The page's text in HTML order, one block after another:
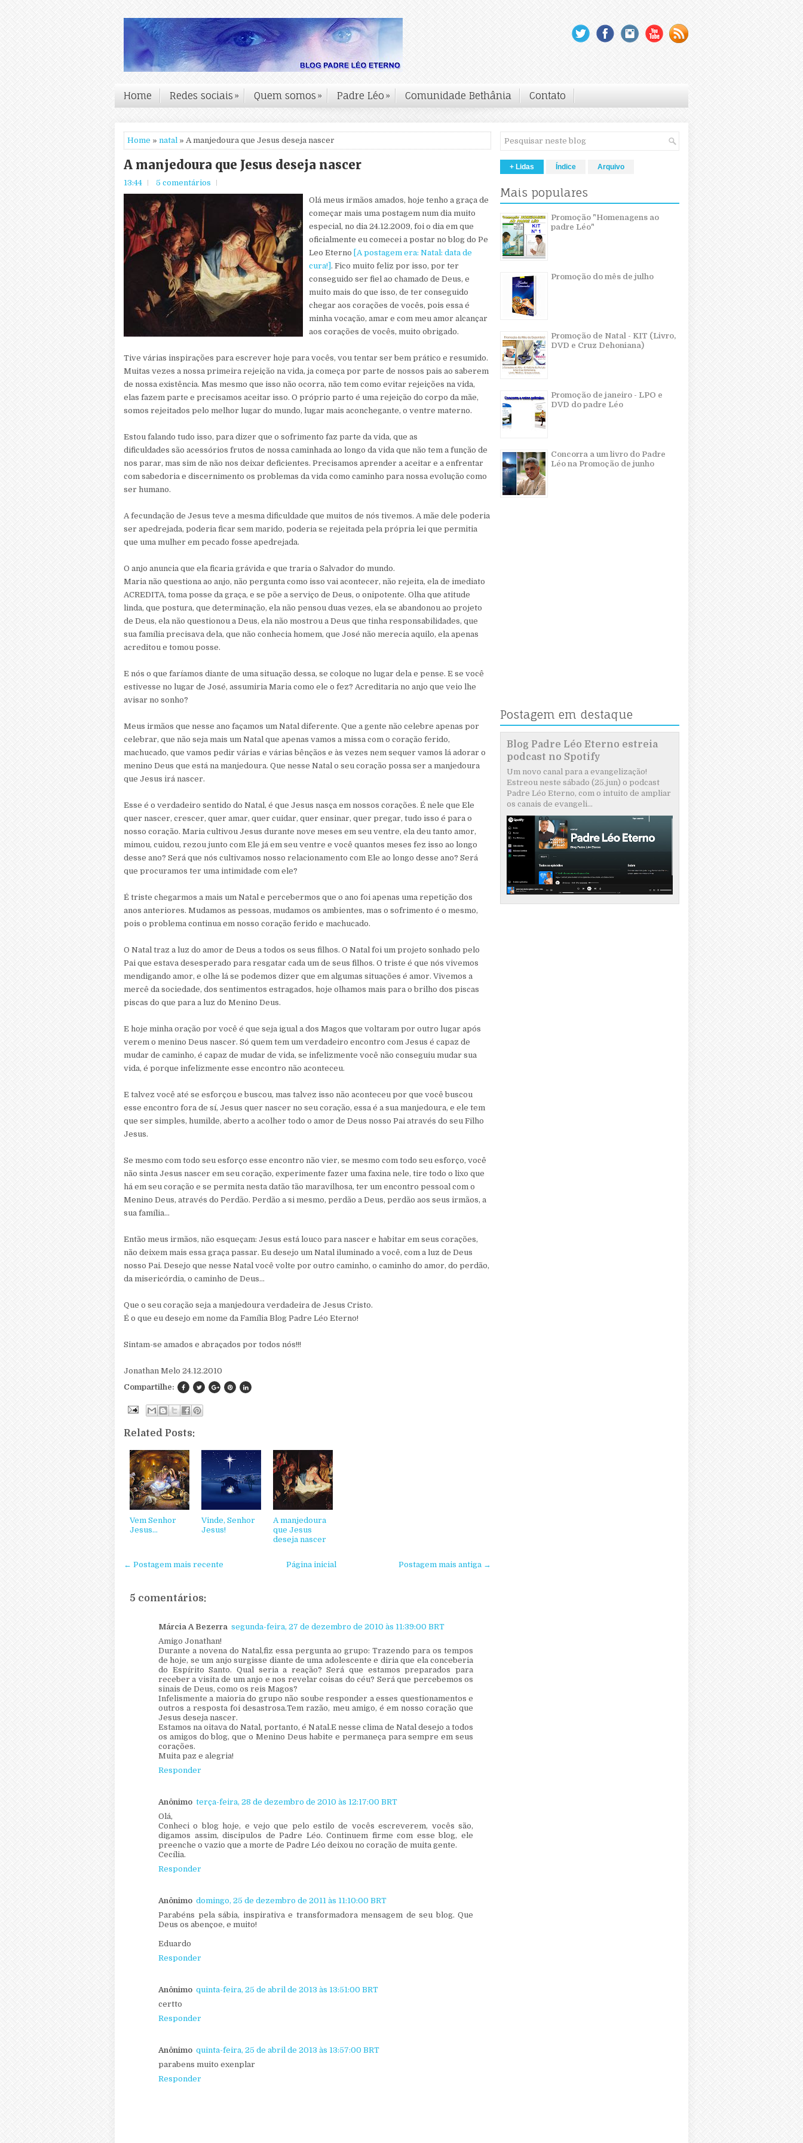
Home Redes sociais » Quem somos » Padre Léo » Comunidade Bethânia Contato
Home » natal » A manjedoura que Jesus deseja nascer
A manjedoura que Jesus deseja nascer
13:44
5 comentários
Olá meus irmãos amados, hoje tenho a graça de
começar mais uma postagem num dia muito
especial, no dia 24.12.2009, foi o dia em que
oficialmente eu comecei a postar no blog do Pe
Leo Eterno [A postagem era: Natal: data de
cura!] . Fico muito feliz por isso, por ter
conseguido ser fiel ao chamado de Deus, e
muito mais do que isso, de ter conseguido
chegar aos corações de vocês, pois essa é
minha vocação, amar e com meu amor alcançar
aos corações de vocês, muito obrigado.
Tive várias inspirações para escrever hoje para vocês, vou tentar ser bem prático e resumido.
Muitas vezes a nossa primeira rejeição na vida, ja começa por parte de nossos pais ao saberem
de nossa existência. Mas mesmo que isso não ocorra, não tem como evitar rejeições na vida,
elas fazem parte e precisamos aceitar isso. O próprio parto é uma rejeição do corpo da mãe,
somos rejeitados pelo melhor lugar do mundo, lugar mais aconchegante, o ventre materno.
Estou falando tudo isso, para dizer que o sofrimento faz parte da vida, que as
dificuldades são acessórios frutos de nossa caminhada ao longo da vida que não tem a função de
nos parar, mas sim de não nos deixar deficientes. Precisamos aprender a aceitar e a enfrentar
com sabedoria e discernimento os problemas da vida como caminho para nossa evolução como
ser humano.
A fecundação de Jesus teve a mesma dificuldade que muitos de nós tivemos. A mãe dele poderia
ser apedrejada, poderia ficar sem marido, poderia se rejeitada pela própria lei que permitia
que uma mulher em pecado fosse apedrejada.
O anjo anuncia que ela ficaria grávida e que traria o Salvador do mundo.
Maria não questiona ao anjo, não pergunta como isso vai acontecer, não rejeita, ela de imediato
ACREDITA, toma posse da graça, e se põe a serviço de Deus, o onipotente. Olha que atitude
linda, que postura, que determinação, ela não pensou duas vezes, ela se abandonou ao projeto
de Deus, ela não questionou a Deus, ela não mostrou a Deus que tinha responsabilidades, que
sua família precisava dela, que não conhecia homem, que José não merecia aquilo, ela apenas
acreditou e tomou posse.
E nós o que faríamos diante de uma situação dessa, se coloque no lugar dela e pense. E se você
estivesse no lugar de José, assumiria Maria como ele o fez? Acreditaria no anjo que veio lhe
avisar no sonho?
Meus irmãos que nesse ano façamos um Natal diferente. Que a gente não celebre apenas por
celebrar, que não seja mais um Natal que apenas vamos a missa com o coração ferido,
machucado, que vamos pedir várias e várias bênçãos e às vezes nem sequer vamos lá adorar o
menino Deus que está na manjedoura. Que nesse Natal o seu coração possa ser a manjedoura
que Jesus irá nascer.
Esse é o verdadeiro sentido do Natal, é que Jesus nasça em nossos corações. É nele que Ele
quer nascer, crescer, quer amar, quer cuidar, quer ensinar, quer pregar, tudo isso é para o
nosso coração. Maria cultivou Jesus durante nove meses em seu ventre, ela deu tanto amor,
mimou, cuidou, rezou junto com Ele já em seu ventre e você quantos meses fez isso ao longo
desse ano? Será que nós cultivamos nosso relacionamento com Ele ao longo desse ano? Será
que procuramos ter uma intimidade com ele?
É triste chegarmos a mais um Natal e percebermos que o ano foi apenas uma repetição dos
anos anteriores. Mudamos as pessoas, mudamos os ambientes, mas o sofrimento é o mesmo,
pois o problema continua em nosso coração ferido e machucado.
O Natal traz a luz do amor de Deus a todos os seus filhos. O Natal foi um projeto sonhado pelo
Pai que estava desesperado para resgatar cada um de seus filhos. O triste é que nós vivemos
mendigando amor, e olhe lá se podemos dizer que em algumas situações é amor. Vivemos a
mercê da sociedade, dos sentimentos estragados, hoje olhamos mais para o brilho dos piscas
piscas do que para a luz do Menino Deus.
E hoje minha oração por você é que seja igual a dos Magos que voltaram por outro lugar após
verem o menino Deus nascer. Só quem tem um verdadeiro encontro com Jesus é capaz de
mudar de caminho, é capaz de mudar de vida, se infelizmente você não conseguiu mudar sua
vida, é porque infelizmente esse encontro não aconteceu.
E talvez você até se esforçou e buscou, mas talvez isso não aconteceu por que você buscou
esse encontro fora de sí, Jesus quer nascer no seu coração, essa é a sua manjedoura, e ele tem
que ser simples, humilde, aberto a acolher todo o amor de Deus nosso Pai através do seu Filho
Jesus.
Se mesmo com todo seu esforço esse encontro não vier, se mesmo com todo seu esforço, você
não sinta Jesus nascer em seu coração, experimente fazer uma faxina nele, tire todo o lixo que
há em seu coração e se permita nesta datão tão maravilhosa, ter um encontro pessoal com o
Menino Deus, através do Perdão. Perdão a si mesmo, perdão a Deus, perdão aos seus irmãos, a
sua família...
Então meus irmãos, não esqueçam: Jesus está louco para nascer e habitar em seus corações,
não deixem mais essa graça passar. Eu desejo um Natal iluminado a você, com a luz de Deus
nosso Pai. Desejo que nesse Natal você volte por outro caminho, o caminho do amor, do perdão,
da misericórdia, o caminho de Deus...
Que o seu coração seja a manjedoura verdadeira de Jesus Cristo.
É o que eu desejo em nome da Família Blog Padre Léo Eterno!
Sintam-se amados e abraçados por todos nós!!!
Jonathan Melo 24.12.2010
Compartilhe:
Related Posts:
Vem Senhor
Jesus...
Vinde, Senhor
Jesus!
A manjedoura
que Jesus
deseja nascer
← Postagem mais recente Postagem mais antiga →
Página inicial
5 comentários:
Márcia A Bezerra segunda-feira, 27 de dezembro de 2010 às 11:39:00 BRT
Amigo Jonathan!
Durante a novena do Natal,fiz essa pergunta ao grupo: Trazendo para os tempos
de hoje, se um anjo surgisse diante de uma adolescente e diria que ela conceberia
do Espírito Santo. Qual seria a reação? Será que estamos preparados para
receber a visita de um anjo e nos revelar coisas do céu? Será que percebemos os
sinais de Deus, como os reis Magos?
Infelismente a maioria do grupo não soube responder a esses questionamentos e
outros a resposta foi desastrosa.Tem razão, meu amigo, é em nosso coração que
Jesus deseja nascer.
Estamos na oitava do Natal, portanto, é Natal.E nesse clima de Natal desejo a todos
os amigos do blog, que o Menino Deus habite e permaneça para sempre em seus
corações.
Muita paz e alegria!
Responder
Anônimo terça-feira, 28 de dezembro de 2010 às 12:17:00 BRT
Olá,
Conheci o blog hoje, e vejo que pelo estilo de vocês escreverem, vocês são,
digamos assim, discipulos de Padre Léo. Continuem firme com esse blog, ele
preenche o vazio que a morte de Padre Léo deixou no coração de muita gente.
Cecília.
Responder
Anônimo domingo, 25 de dezembro de 2011 às 11:10:00 BRT
Parabéns pela sábia, inspirativa e transformadora mensagem de seu blog. Que
Deus os abençoe, e muito!
Eduardo
Responder
Anônimo quinta-feira, 25 de abril de 2013 às 13:51:00 BRT
certto
Responder
Anônimo quinta-feira, 25 de abril de 2013 às 13:57:00 BRT
parabens muito exenplar
Responder
+ Lidas Índice Arquivo
Mais populares
Promoção "Homenagens ao
padre Léo"
Promoção do mês de julho
Promoção de Natal - KIT (Livro,
DVD e Cruz Dehoniana)
Promoção de janeiro - LPO e
DVD do padre Léo
Concorra a um livro do Padre
Léo na Promoção de junho
Postagem em destaque
Blog Padre Léo Eterno estreia
podcast no Spotify
Um novo canal para a evangelização!
Estreou neste sábado (25.jun) o podcast
Padre Léo Eterno, com o intuito de ampliar
os canais de evangeli...